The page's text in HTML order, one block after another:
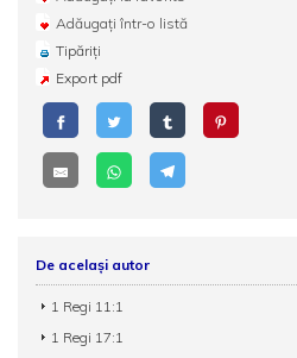
Adăugați într-o listă
Tipăriți
Export pdf
De același autor
1 Regi 11:1
1 Regi 17:1